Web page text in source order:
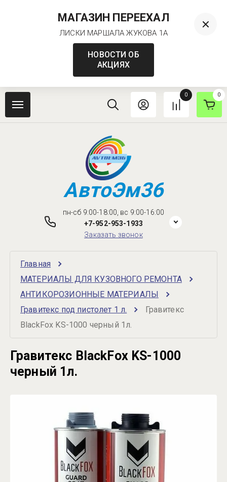
МАГАЗИН ПЕРЕЕХАЛ
ЛИСКИ МАРШАЛА ЖУКОВА 1А
НОВОСТИ ОБ
АКЦИЯХ
0
0
АвтоЭм36
пн-сб 9:00-18:00, вс 9:00-16:00
+7-952-953-1933
Заказать звонок
Главная
МАТЕРИАЛЫ ДЛЯ КУЗОВНОГО РЕМОНТА
АНТИКОРОЗИОННЫЕ МАТЕРИАЛЫ
Гравитекс под пистолет 1 л.
Гравитекс
BlackFox KS-1000 черный 1л.
Гравитекс BlackFox KS-1000
черный 1л.